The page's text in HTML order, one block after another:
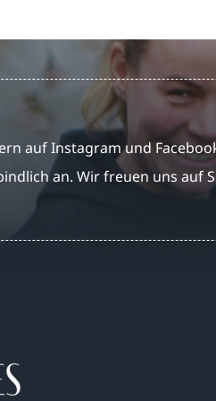
auf Instagram und
an. Wir freuen uns auf